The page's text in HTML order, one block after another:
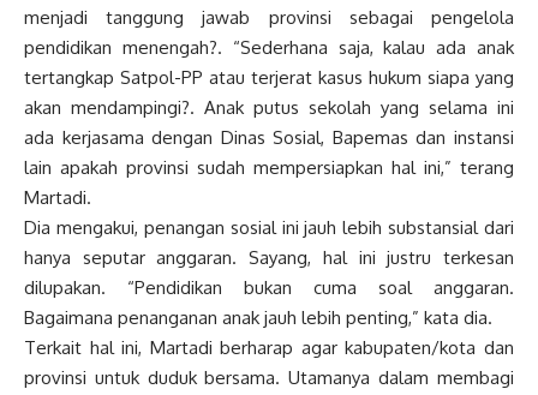
menjadi tanggung jawab provinsi sebagai pengelola
pendidikan menengah?. “Sederhana saja, kalau ada anak
tertangkap Satpol-PP atau terjerat kasus hukum siapa yang
akan mendampingi?. Anak putus sekolah yang selama ini
ada kerjasama dengan Dinas Sosial, Bapemas dan instansi
lain apakah provinsi sudah mempersiapkan hal ini,” terang
Martadi.
Dia mengakui, penangan sosial ini jauh lebih substansial dari
hanya seputar anggaran. Sayang, hal ini justru terkesan
dilupakan. “Pendidikan bukan cuma soal anggaran.
Bagaimana penanganan anak jauh lebih penting,” kata dia.
Terkait hal ini, Martadi berharap agar kabupaten/kota dan
provinsi untuk duduk bersama. Utamanya dalam membagi